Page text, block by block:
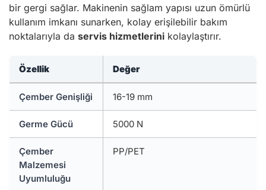
bir gergi sağlar. Makinenin sağlam yapısı uzun ömürlü
kullanım imkanı sunarken, kolay erişilebilir bakım
noktalarıyla da servis hizmetlerini kolaylaştırır.
Özellik Değer
Çember Genişliği 16-19 mm
Germe Gücü 5000 N
Çember
Malzemesi
Uyumluluğu
PP/PET